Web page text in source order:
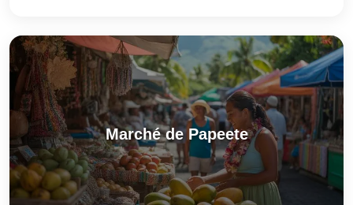
Marché de Papeete